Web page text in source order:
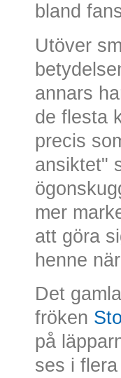
bland
Utöver
annars
de flesta
precis
ansiktet"
mer
att göra
henne
Det
fröken
på
ses i